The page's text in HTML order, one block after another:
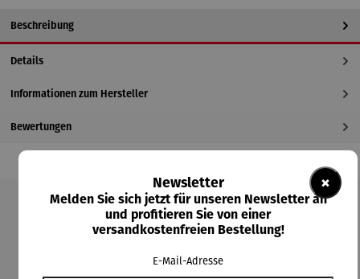
Beschreibung
Details
Informationen zum Hersteller
Bewertungen
Produktgalerie überspringen
Kunden kauften auch
×
Newsletter
Melden Sie sich jetzt für unseren Newsletter an
und profitieren Sie von einer
versandkostenfreien Bestellung!
E-Mail-Adresse